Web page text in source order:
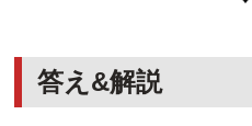
答え&解説